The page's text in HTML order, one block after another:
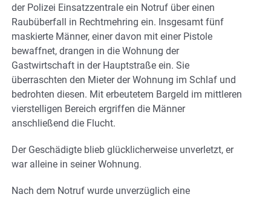
der Polizei Einsatzzentrale ein Notruf über einen
Raubüberfall in Rechtmehring ein. Insgesamt fünf
maskierte Männer, einer davon mit einer Pistole
bewaffnet, drangen in die Wohnung der
Gastwirtschaft in der Hauptstraße ein. Sie
überraschten den Mieter der Wohnung im Schlaf und
bedrohten diesen. Mit erbeutetem Bargeld im mittleren
vierstelligen Bereich ergriffen die Männer
anschließend die Flucht.
Der Geschädigte blieb glücklicherweise unverletzt, er
war alleine in seiner Wohnung.
Nach dem Notruf wurde unverzüglich eine